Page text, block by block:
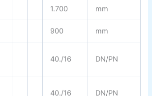
1.700 mm
900 mm
40./16 DN/PN
40./16 DN/PN